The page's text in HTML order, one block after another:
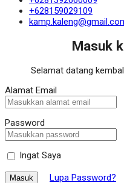
+628159029109
Masuk
Selamat datang
Alamat Email
Password
Ingat Saya
Masuk Lupa Password?